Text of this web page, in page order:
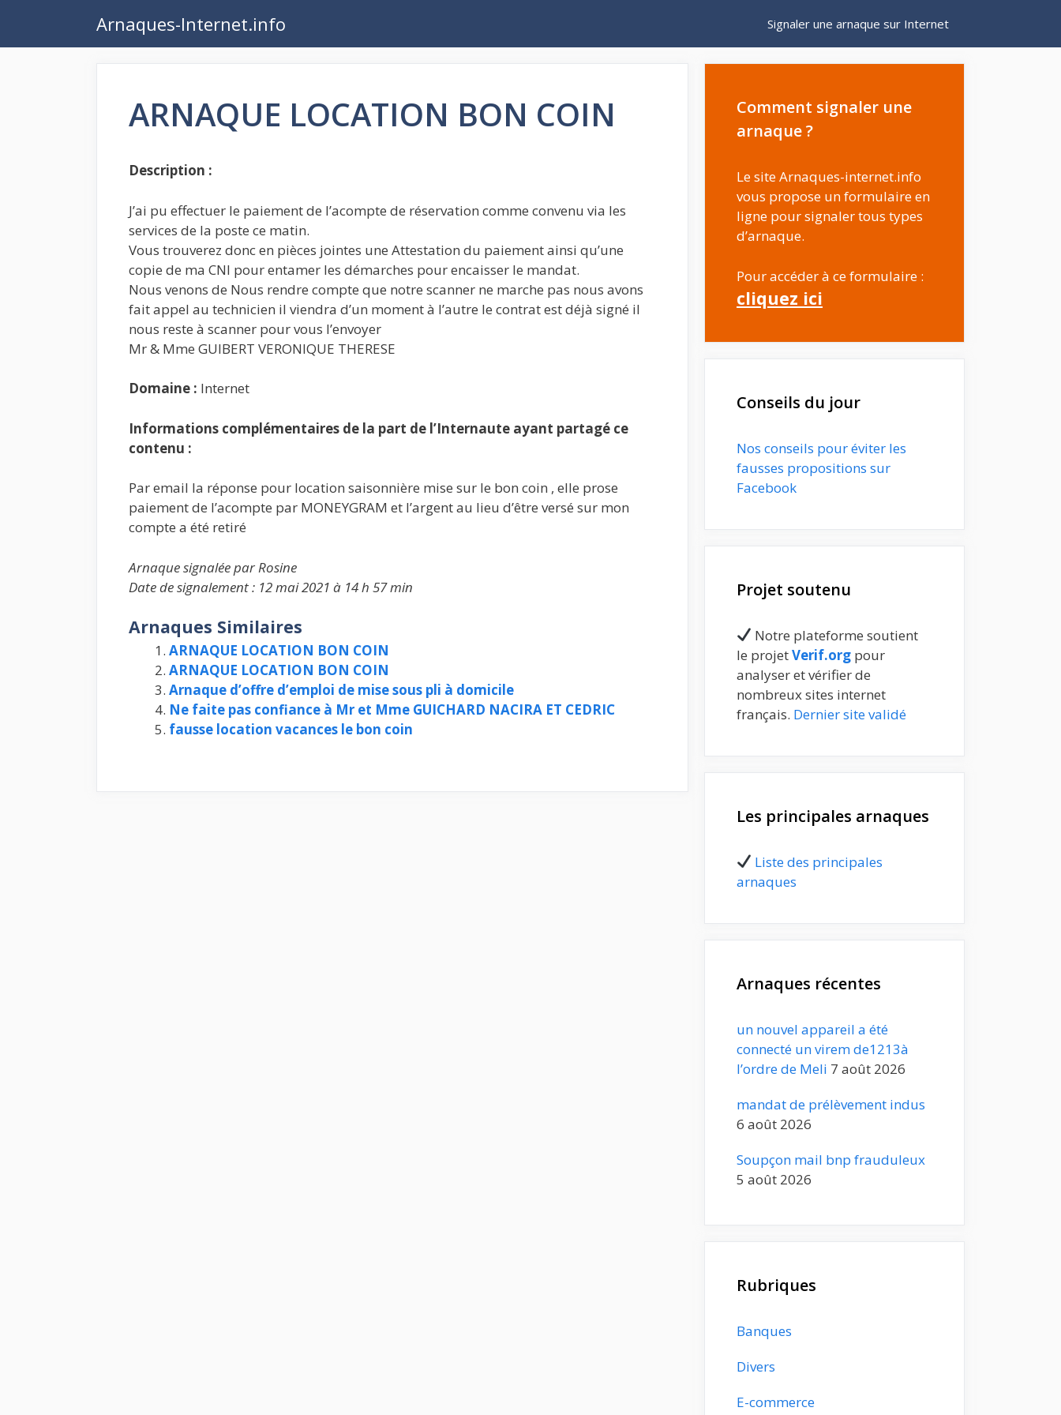
contenu
Arnaques-Internet.info Signaler une arnaque sur Internet
ARNAQUE LOCATION BON COIN
Description :
J’ai pu effectuer le paiement de l’acompte de réservation comme convenu via les
services de la poste ce matin.
Vous trouverez donc en pièces jointes une Attestation du paiement ainsi qu’une
copie de ma CNI pour entamer les démarches pour encaisser le mandat.
Nous venons de Nous rendre compte que notre scanner ne marche pas nous avons
fait appel au technicien il viendra d’un moment à l’autre le contrat est déjà signé il
nous reste à scanner pour vous l’envoyer
Mr & Mme GUIBERT VERONIQUE THERESE
Domaine : Internet
Informations complémentaires de la part de l’Internaute ayant partagé ce
contenu :
Par email la réponse pour location saisonnière mise sur le bon coin , elle prose
paiement de l’acompte par MONEYGRAM et l’argent au lieu d’être versé sur mon
compte a été retiré
Arnaque signalée par Rosine
Date de signalement : 12 mai 2021 à 14 h 57 min
Arnaques Similaires
ARNAQUE LOCATION BON COIN
ARNAQUE LOCATION BON COIN
Arnaque d’offre d’emploi de mise sous pli à domicile
Ne faite pas confiance à Mr et Mme GUICHARD NACIRA ET CEDRIC
fausse location vacances le bon coin
Comment signaler une
arnaque ?
Le site Arnaques-internet.info
vous propose un formulaire en
ligne pour signaler tous types
d’arnaque.
Pour accéder à ce formulaire :
cliquez ici
Conseils du jour
Nos conseils pour éviter les
fausses propositions sur
Facebook
Projet soutenu
Notre plateforme soutient
le projetVerif.org pour
analyser et vérifier de
nombreux sites internet
français. Dernier site validé
Les principales arnaques
Liste des principales
arnaques
Arnaques récentes
un nouvel appareil a été
connecté un virem de1213à
l’ordre de Meli 7 août 2026
mandat de prélèvement indus
6 août 2026
Soupçon mail bnp frauduleux
5 août 2026
Rubriques
Banques
Divers
E-commerce